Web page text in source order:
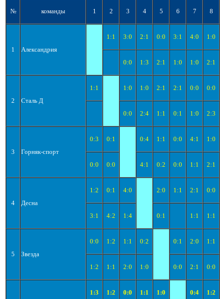
№ команды 1 2 3 4 5 6 7 8
1 Александрия
1:1 3:0 2:1 0:0 3:1 4:0 1:0
0:0 1:3 2:1 1:0 1:0 2:1
2 Сталь Д
1:1 1:0 1:0 2:1 2:1 0:0 0:0
0:0 2:4 1:1 0:1 1:0 2:3
3 Горняк-спорт
0:3 0:1 0:4 1:1 0:0 4:1 1:0
0:0 0:0 4:1 0:2 0:0 1:1 2:1
4 Десна
1:2 0:1 4:0 2:0 1:1 2:1 0:0
3:1 4:2 1:4 0:1 1:1 1:1
5 Звезда
0:0 1:2 1:1 0:2 0:1 2:0 1:1
1:2 1:1 2:0 1:0 0:0 2:1 0:0
1:3 1:2 0:0 1:1 1:0 0:4 1:2